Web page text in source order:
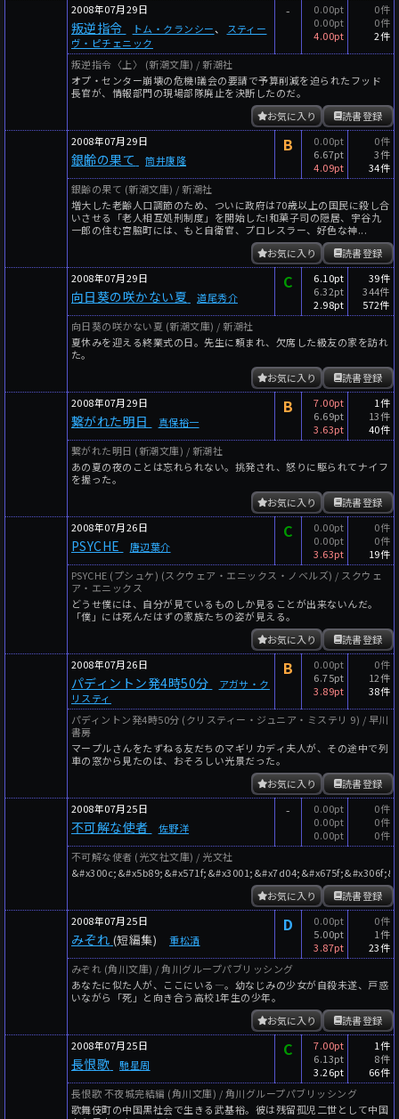
2008年07月29日
叛逆指令 トム・クランシー、
スティー
ヴ・ピチェニック
-
0.00pt
0.00pt
4.00pt
0件
0件
2件
叛逆指令〈上〉 (新潮文庫) / 新潮社
オプ・センター崩壊の危機!議会の要請で予算削減を迫られたフッド
長官が、情報部門の現場部隊廃止を決断したのだ。
読書登録
お気に入り
2008年07月29日
銀齢の果て 筒井康隆
B
0.00pt
6.67pt
4.09pt
0件
3件
34件
銀齢の果て (新潮文庫) / 新潮社
増大した老齢人口調節のため、ついに政府は70歳以上の国民に殺し合
いさせる「老人相互処刑制度」を開始した!和菓子司の隠居、宇谷九
一郎の住む宮脇町には、もと自衛官、プロレスラー、好色な神...
読書登録
お気に入り
2008年07月29日
向日葵の咲かない夏 道尾秀介
C
6.10pt
6.32pt
2.98pt
39件
344件
572件
向日葵の咲かない夏 (新潮文庫) / 新潮社
夏休みを迎える終業式の日。先生に頼まれ、欠席した級友の家を訪れ
た。
読書登録
お気に入り
2008年07月29日
繋がれた明日 真保裕一
B
7.00pt
6.69pt
3.63pt
1件
13件
40件
繋がれた明日 (新潮文庫) / 新潮社
あの夏の夜のことは忘れられない。挑発され、怒りに駆られてナイフ
を握った。
読書登録
お気に入り
2008年07月26日
PSYCHE 唐辺葉介
C
0.00pt
0.00pt
3.63pt
0件
0件
19件
PSYCHE (プシュケ) (スクウェア・エニックス・ノベルズ) / スクウェ
ア・エニックス
どうせ僕には、自分が見ているものしか見ることが出来ないんだ。
「僕」には死んだはずの家族たちの姿が見える。
読書登録
お気に入り
2008年07月26日
パディントン発4時50分
アガサ・ク
リスティ
B
0.00pt
6.75pt
3.89pt
0件
12件
38件
パディントン発4時50分 (クリスティー・ジュニア・ミステリ 9) / 早川
書房
マープルさんをたずねる友だちのマギリカディ夫人が、その途中で列
車の窓から見たのは、おそろしい光景だった。
読書登録
お気に入り
2008年07月25日
不可解な使者 佐野洋
-
0.00pt
0.00pt
0.00pt
0件
0件
0件
不可解な使者 (光文社文庫) / 光文社
読書登録
お気に入り
2008年07月25日
みぞれ (短編集) 重松清
D
0.00pt
5.00pt
3.87pt
0件
1件
23件
みぞれ (角川文庫) / 角川グループパブリッシング
あなたに似た人が、ここにいる―。幼なじみの少女が自殺未遂、戸惑
いながら「死」と向き合う高校1年生の少年。
読書登録
お気に入り
2008年07月25日
長恨歌 馳星周
C
7.00pt
6.13pt
3.26pt
1件
8件
66件
長恨歌 不夜城完結編 (角川文庫) / 角川グループパブリッシング
歌舞伎町の中国黒社会で生きる武基裕。彼は残留孤児二世として中国